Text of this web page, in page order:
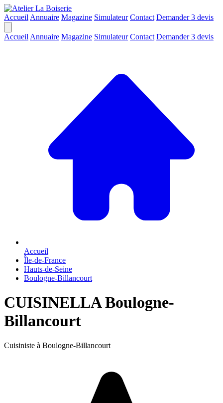
Accueil Annuaire Magazine Simulateur Contact Demander 3 devis
Accueil Annuaire Magazine Simulateur Contact Demander 3 devis
Accueil
Île-de-France
Hauts-de-Seine
Boulogne-Billancourt
CUISINELLA Boulogne-
Billancourt
Cuisiniste à Boulogne-Billancourt